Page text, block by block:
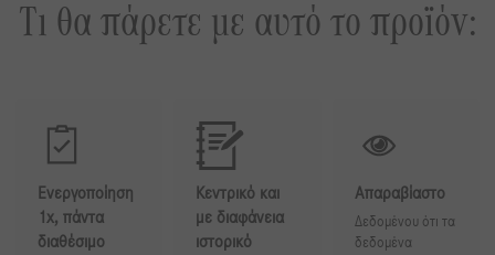
Τι θα πάρετε με αυτό το προϊόν:
Ενεργοποίηση
1x, πάντα
διαθέσιμο
Κεντρικό και
με διαφάνεια
ιστορικό
Απαραβίαστο
Δεδομένου ότι τα
δεδομένα